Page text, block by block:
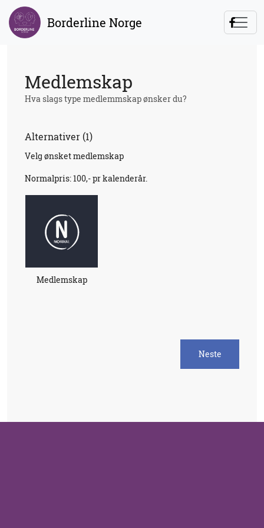
Borderline Norge
Medlemskap
Hva slags type medlemmskap ønsker du?
Alternativer (1)
Velg ønsket medlemskap
Normalpris: 100,- pr kalenderår.
Medlemskap
Neste